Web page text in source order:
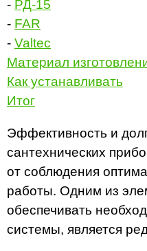
- РД-15
- FAR
- Valtec
Материал
Как устанавливать
Итог
Эффективность и
сантехнических
от соблюдения
работы. Одним из
обеспечивать
системы, является